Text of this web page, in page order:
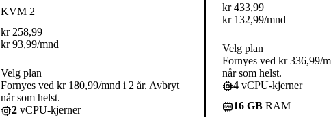
KVM 2
kr 258,99
kr 93,99/mnd
Velg plan
Fornyes ved kr 180,99/mnd i 2 år. Avbryt
når som helst.
2 vCPU-kjerner
kr 433,99
kr 132,99/mnd
Velg plan
Fornyes ved kr 336,99/
når som helst.
4 vCPU-kjerner
16 GB RAM